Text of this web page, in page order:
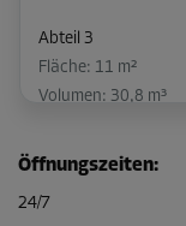
Abteil 3
Fläche: 11 m²
Volumen: 30,8 m³
-15%
Öffnungszeiten:
24/7